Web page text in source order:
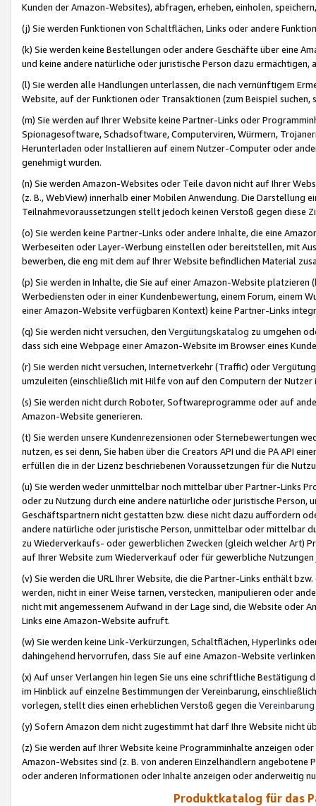
Kunden der Amazon-Websites), abfragen, erheben, einholen,
(j) Sie werden Funktionen von Schaltflächen, Links oder andere
(k) Sie werden keine Bestellungen oder andere Geschäfte über eine
und keine andere natürliche oder juristische Person dazu
(l) Sie werden alle Handlungen unterlassen, die nach vernünftigem
Website, auf der Funktionen oder Transaktionen (zum Beispiel
(m) Sie werden auf Ihrer Website keine Partner-Links oder
Spionagesoftware, Schadsoftware, Computerviren, Würmern,
Herunterladen oder Installieren auf einem Nutzer-Computer oder
genehmigt wurden.
(n) Sie werden Amazon-Websites oder Teile davon nicht auf Ihrer
(z. B., WebView) innerhalb einer Mobilen Anwendung. Die Darstellung
Teilnahmevoraussetzungen stellt jedoch keinen Verstoß gegen diese
(o) Sie werden keine Partner-Links oder andere Inhalte, die eine
Werbeseiten oder Layer-Werbung einstellen oder bereitstellen, mit
bewerben, die eng mit dem auf Ihrer Website befindlichen Material
(p) Sie werden in Inhalte, die Sie auf einer Amazon-Website
Werbediensten oder in einer Kundenbewertung, einem Forum, einem
einer Amazon-Website verfügbaren Kontext) keine Partner-Links
(q) Sie werden nicht versuchen, den Vergütungskatalog zu umgehen
dass sich eine Webpage einer Amazon-Website im Browser eines
(r) Sie werden nicht versuchen, Internetverkehr (Traffic) oder
umzuleiten (einschließlich mit Hilfe von auf den Computern der
(s) Sie werden nicht durch Roboter, Softwareprogramme oder auf
Amazon-Website generieren.
(t) Sie werden unsere Kundenrezensionen oder Sternebewertungen
nutzen, es sei denn, Sie haben über die Creators API und die PA API
erfüllen die in der Lizenz beschriebenen Voraussetzungen für die
(u) Sie werden weder unmittelbar noch mittelbar über Partner-Links
oder zu Nutzung durch eine andere natürliche oder juristische
Geschäftspartnern nicht gestatten bzw. diese nicht dazu auffordern
andere natürliche oder juristische Person, unmittelbar oder mittelbar
zu Wiederverkaufs- oder gewerblichen Zwecken (gleich welcher Art)
auf Ihrer Website zum Wiederverkauf oder für gewerbliche
(v) Sie werden die URL Ihrer Website, die die Partner-Links enthält
werden, nicht in einer Weise tarnen, verstecken, manipulieren oder
nicht mit angemessenem Aufwand in der Lage sind, die Website oder
Links eine Amazon-Website aufruft.
(w) Sie werden keine Link-Verkürzungen, Schaltflächen, Hyperlinks
dahingehend hervorrufen, dass Sie auf eine Amazon-Website
(x) Auf unser Verlangen hin legen Sie uns eine schriftliche
im Hinblick auf einzelne Bestimmungen der Vereinbarung,
vorlegen, stellt dies einen erheblichen Verstoß gegen die Vereinbarung
(y) Sofern Amazon dem nicht zugestimmt hat darf Ihre Website nicht
(z) Sie werden auf Ihrer Website keine Programminhalte anzeigen
Amazon-Websites sind (z. B. von anderen Einzelhändlern
oder anderen Informationen oder Inhalte anzeigen oder anderweitig
Produktkatalog für das